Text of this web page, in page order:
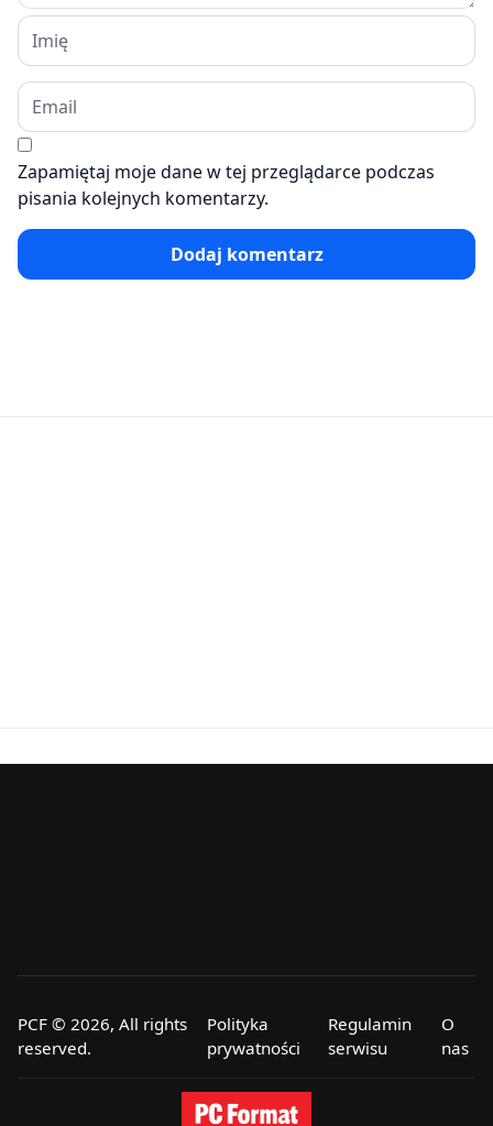
Zapamiętaj moje dane w tej przeglądarce podczas
pisania kolejnych komentarzy.
Dodaj komentarz
PCF © 2026, All rights
reserved.
Polityka
prywatności
Regulamin
serwisu
O
nas